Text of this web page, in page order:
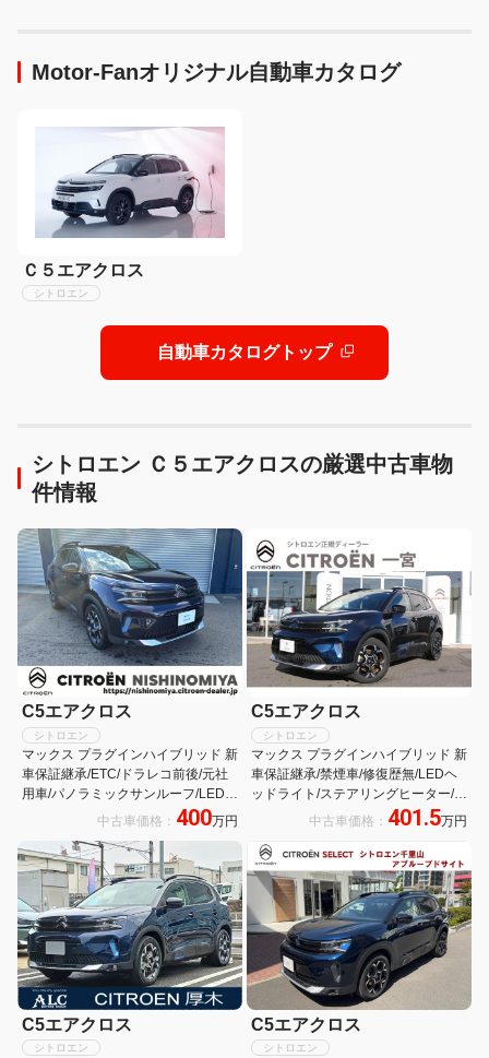
Motor-Fanオリジナル自動車カタログ
Ｃ５エアクロス
シトロエン
自動車カタログトップ
シトロエン Ｃ５エアクロスの厳選中古車物
件情報
C5エアクロス
シトロエン
マックス プラグインハイブリッド 新
車保証継承/ETC/ドラレコ前後/元社
用車/パノラミックサンルーフ/LEDヘ
ッドライト/クルーズコントロール/レ
ドロイドオート/純正18インチアロイ
ホイール/
中古車価格： 400万円
C5エアクロス
シトロエン
マックス プラグインハイブリッド 新
車保証継承/禁煙車/修復歴無/LEDヘ
ッドライト/ステアリングヒーター/フ
ロントシートヒーター/バックカメラ/
ィブクルーズコントロール/
中古車価格： 401.5万円
C5エアクロス
シトロエン
C5エアクロス
シトロエン